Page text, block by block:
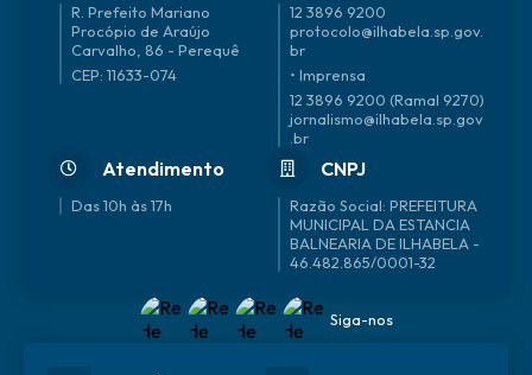
R. Prefeito Mariano
Procópio de Araújo
Carvalho, 86 - Perequê
CEP: 11633-074
12 3896 9200
protocolo@ilhabela.sp.gov.
br
• Imprensa
12 3896 9200 (Ramal 9270)
jornalismo@ilhabela.sp.gov
.br
Atendimento
Das 10h às 17h
CNPJ
46.482.865/0001-32
Siga-nos